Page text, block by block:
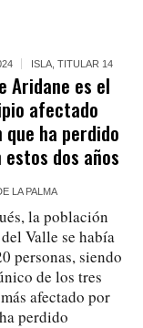
ISLA ,TITULAR 14
Aridane es el
afectado
ha perdido
dos años
LA PALMA
la población
Valle se había
personas, siendo
de los tres
afectado por
perdido